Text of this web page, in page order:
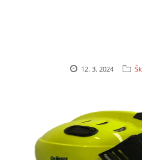
12. 3. 2024